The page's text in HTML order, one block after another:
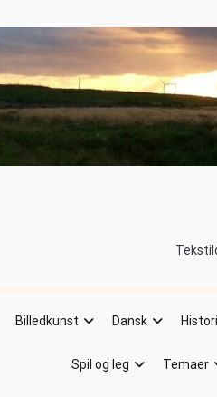
Billedkunst Dansk
Spil og leg Temaer